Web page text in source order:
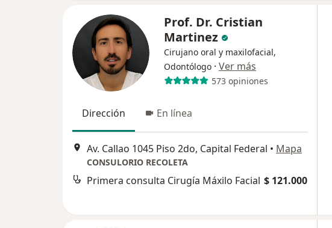
Prof. Dr. Cristian
Martinez
Cirujano oral y maxilofacial,
Odontólogo · Ver más
573 opiniones
Dirección En línea
Av. Callao 1045 Piso 2do, Capital Federal • Mapa
CONSULORIO RECOLETA
Primera consulta Cirugía Máxilo Facial $ 121.000